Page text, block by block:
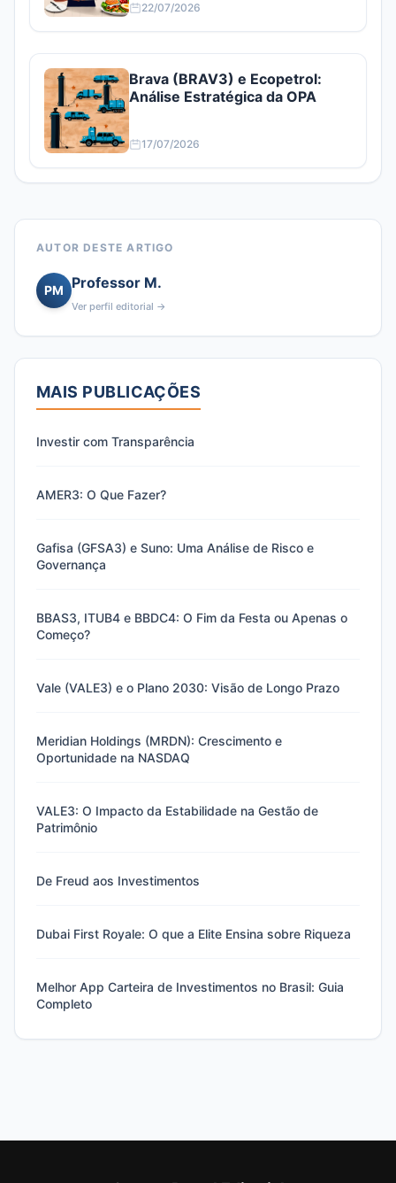
22/07/2026
Brava (BRAV3) e Ecopetrol:
Análise Estratégica da OPA
17/07/2026
AUTOR DESTE ARTIGO
PM Professor M.
Ver perfil editorial →
MAIS PUBLICAÇÕES
Investir com Transparência
AMER3: O Que Fazer?
Gafisa (GFSA3) e Suno: Uma Análise de Risco e
Governança
BBAS3, ITUB4 e BBDC4: O Fim da Festa ou Apenas o
Começo?
Vale (VALE3) e o Plano 2030: Visão de Longo Prazo
Meridian Holdings (MRDN): Crescimento e
Oportunidade na NASDAQ
VALE3: O Impacto da Estabilidade na Gestão de
Patrimônio
De Freud aos Investimentos
Dubai First Royale: O que a Elite Ensina sobre Riqueza
Melhor App Carteira de Investimentos no Brasil: Guia
Completo